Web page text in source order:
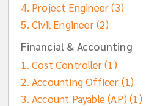
Project Engineer(3)
Civil Engineer(2)
Financial & Accounting
Cost Controller(1)
Accounting Officer (1)
Account Payable (AP) (1)